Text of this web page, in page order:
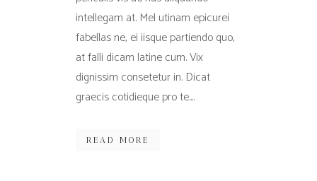
intellegam at. Mel utinam epicurei
fabellas ne, ei iisque partiendo quo,
at falli dicam latine cum. Vix
dignissim consetetur in. Dicat
graecis cotidieque pro te....
READ MORE